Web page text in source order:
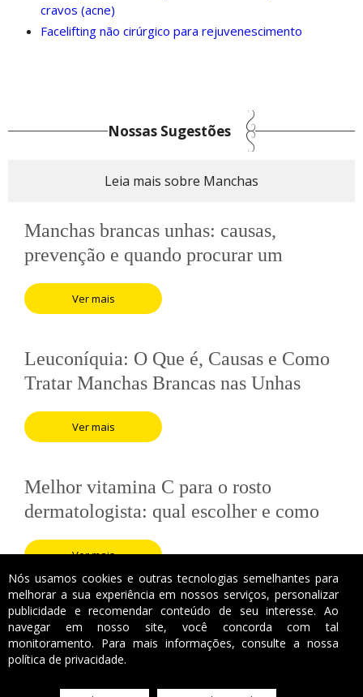
cravos (acne)
Facelifting não cirúrgico para rejuvenescimento
Nossas Sugestões
Leia mais sobre Manchas
Manchas brancas unhas: causas,
prevenção e quando procurar um
especialista
Ver mais
Leuconíquia: O Que é, Causas e Como
Tratar Manchas Brancas nas Unhas
Ver mais
Melhor vitamina C para o rosto
dermatologista: qual escolher e como
usar
Ver mais
Nós usamos cookies e outras tecnologias semelhantes para
melhorar a sua experiência em nossos serviços, personalizar
publicidade e recomendar conteúdo de seu interesse. Ao
navegar em nosso site, você concorda com tal
monitoramento. Para mais informações, consulte a nossa
política de privacidade.